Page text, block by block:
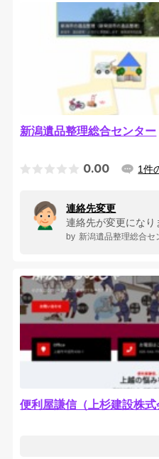
新潟遺品整理総合センター
0.00 1件
連絡先変更
新潟遺品整理総合セ
便利屋謙信（上杉建設株式